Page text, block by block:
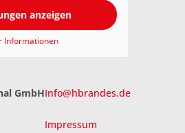
anzeigen
Informationen
GmbHInfo@hbrandes.de
Impressum